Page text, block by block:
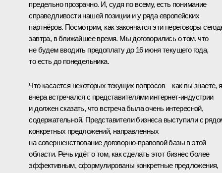
предельно прозрачно. И, судя по всему, есть понимание
справедливости нашей позиции и у ряда европейских
партнёров. Посмотрим, как закончатся эти переговоры
завтра, в ближайшее время. Мы договорились о том, что
не будем вводить предоплату до 16 июня текущего года,
то есть до понедельника.
Что касается некоторых текущих вопросов – как вы знаете, я
вчера встречался с представителями интернет-индустрии
и должен сказать, что встреча была очень интересной,
содержательной. Представители бизнеса выступили с
конкретных предложений, направленных
на совершенствование договорно-правовой базы в этой
области. Речь идёт о том, как сделать этот бизнес более
эффективным, сформулированы конкретные предложения,